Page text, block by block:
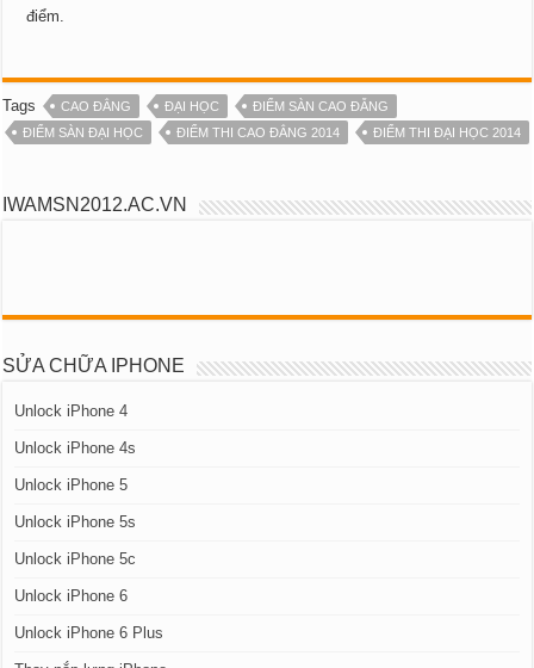
điểm.
Tags CAO ĐẲNG ĐẠI HỌC
ĐIỂM SÀN CAO ĐẴNG
ĐIỂM SÀN ĐẠI HỌC
ĐIỂM THI CAO ĐẲNG 2014 ĐIỂM THI ĐẠI HỌC 2014
IWAMSN2012.AC.VN
SỬA CHỮA IPHONE
Unlock iPhone 4
Unlock iPhone 4s
Unlock iPhone 5
Unlock iPhone 5s
Unlock iPhone 5c
Unlock iPhone 6
Unlock iPhone 6 Plus